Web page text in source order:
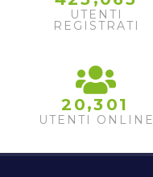
UTENTI
REGISTRATI
2 0,3 01
UTENTI ONLINE